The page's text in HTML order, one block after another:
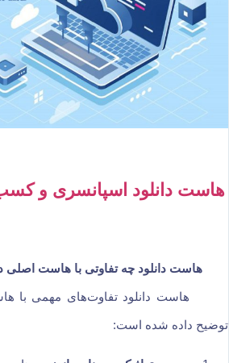
هاست دانلود اسپانسری و
هاست دانلود چه تفاوتی با هاست اصلی
هاست دانلود تفاوت‌های مهمی با
توضیح داده شده است: